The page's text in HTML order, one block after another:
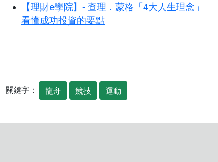
【理財e學院】- 查理．蒙格「4大人生理念」
看懂成功投資的要點
關鍵字： 龍舟 競技 運動